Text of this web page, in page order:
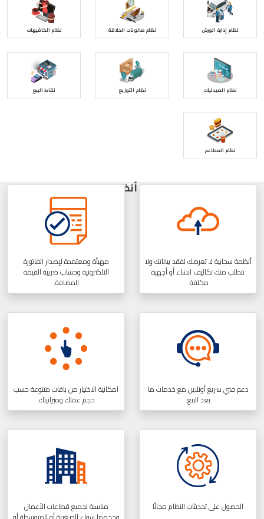
نظام إدارة الورش نظام صالونات الحلاقة نظام الكافيهات
نظام الصيدليات نظام التوزيع نقاط البيع
نظام المطاعم
لماذا تختار أنظمة سبارك
أنظمة سحابية لا تعرضك لفقد بياناتك ولا
تتطلب منك تكاليف انشاء أو أجهزة
مكلفة.
مهيأة ومعتمدة لإصدار الفاتورة
الالكترونية وحساب ضريبة القيمة
المضافة.
دعم فني سريع أونلاين مع خدمات ما
بعد البيع.
امكانية الاختيار من باقات متنوعة حسب
حجم عملك وميزانيتك.
الحصول على تحديثات النظام مجانًا مناسبة لجميع قطاعات الأعمال